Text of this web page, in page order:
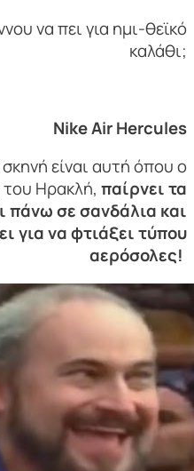
να πει για ημι-θεϊκό
καλάθι;
Nike Air Hercules
είναι αυτή όπου ο
του Ηρακλή, παίρνει τα
πάνω σε σανδάλια και
για να φτιάξει τύπου
αερόσολες!